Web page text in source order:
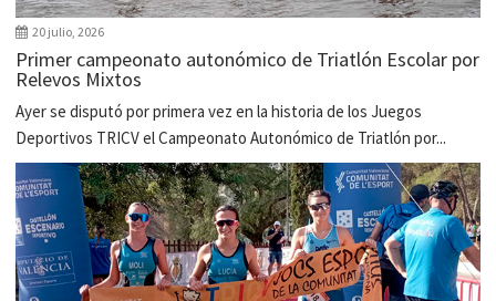
20 julio, 2026
Primer campeonato autonómico de Triatlón Escolar por
Relevos Mixtos
Ayer se disputó por primera vez en la historia de los Juegos
Deportivos TRICV el Campeonato Autonómico de Triatlón por...